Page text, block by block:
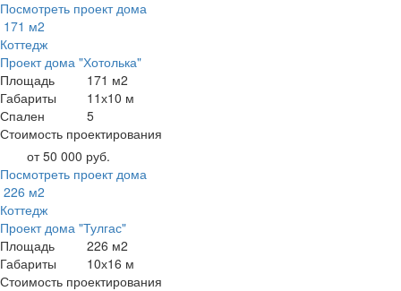
Посмотреть проект дома
171 м2
Коттедж
Проект дома "Хотолька"
Площадь
171 м2
Габариты
11х10 м
Спален
5
Стоимость проектирования
от 50 000 руб.
Посмотреть проект дома
226 м2
Коттедж
Проект дома "Тулгас"
Площадь
226 м2
Габариты
10х16 м
Стоимость проектирования